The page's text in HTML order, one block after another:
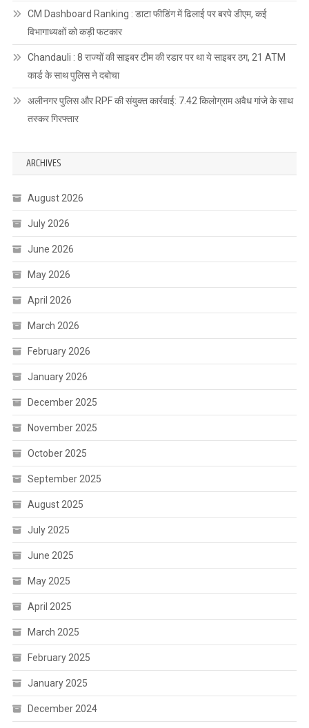
CM Dashboard Ranking : डाटा फीडिंग में ढिलाई पर बरपे डीएम, कई
विभागाध्यक्षों को कड़ी फटकार
Chandauli : 8 राज्यों की साइबर टीम की रडार पर था ये साइबर ठग, 21 ATM
कार्ड के साथ पुलिस ने दबोचा
अलीनगर पुलिस और RPF की संयुक्त कार्रवाई: 7.42 किलोग्राम अवैध गांजे के साथ
तस्कर गिरफ्तार
ARCHIVES
August 2026
July 2026
June 2026
May 2026
April 2026
March 2026
February 2026
January 2026
December 2025
November 2025
October 2025
September 2025
August 2025
July 2025
June 2025
May 2025
April 2025
March 2025
February 2025
January 2025
December 2024